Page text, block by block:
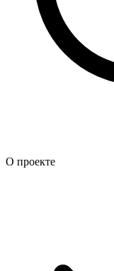
О проекте